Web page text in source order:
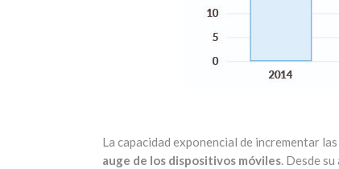
La capacidad exponencial de incrementar
auge de los dispositivos móviles. Desde